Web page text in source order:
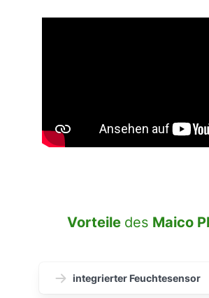
Vorteile des Maico
integrierter Feuchtesensor